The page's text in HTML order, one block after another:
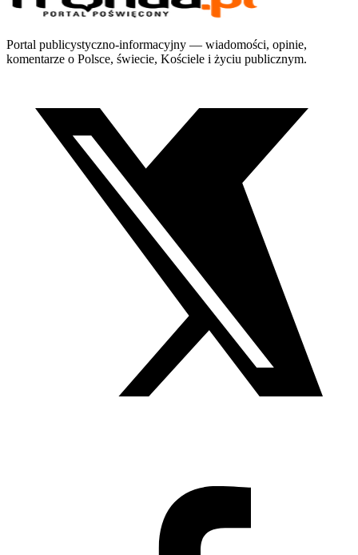
Portal publicystyczno-informacyjny — wiadomości, opinie,
komentarze o Polsce, świecie, Kościele i życiu publicznym.